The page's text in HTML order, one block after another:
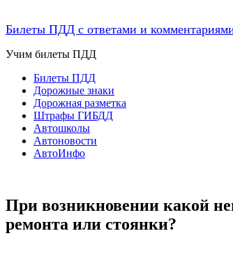
Билеты ПДД с ответами и
Учим билеты ПДД
Билеты ПДД
Дорожные знаки
Дорожная разметка
Штрафы ГИБДД
Автошколы
Автоновости
АвтоИнфо
При возникновении какой
ремонта или стоянки?